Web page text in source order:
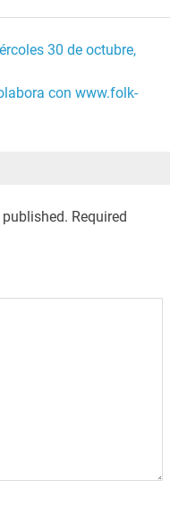
30 de octubre,
con www.folk-
Required